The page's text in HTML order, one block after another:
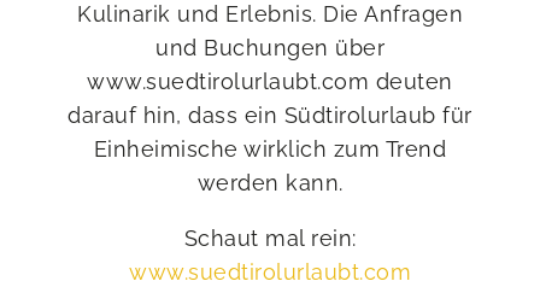
Kulinarik und Erlebnis. Die Anfragen
und Buchungen über
www.suedtirolurlaubt.com deuten
darauf hin, dass ein Südtirolurlaub für
Einheimische wirklich zum Trend
werden kann.
Schaut mal rein:
www.suedtirolurlaubt.com